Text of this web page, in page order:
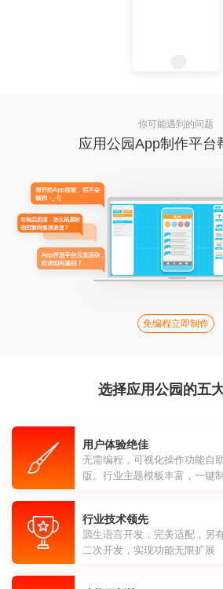
你可能遇到的问题
应用公园App制作平台
免编程立即制作
选择应用公园的五
用户体验绝佳
无需编程，可视化操作功能自
版。行业主题模板丰富，一键
行业技术领先
源生语言开发，完美适配，另
二次开发，实现功能无限扩展